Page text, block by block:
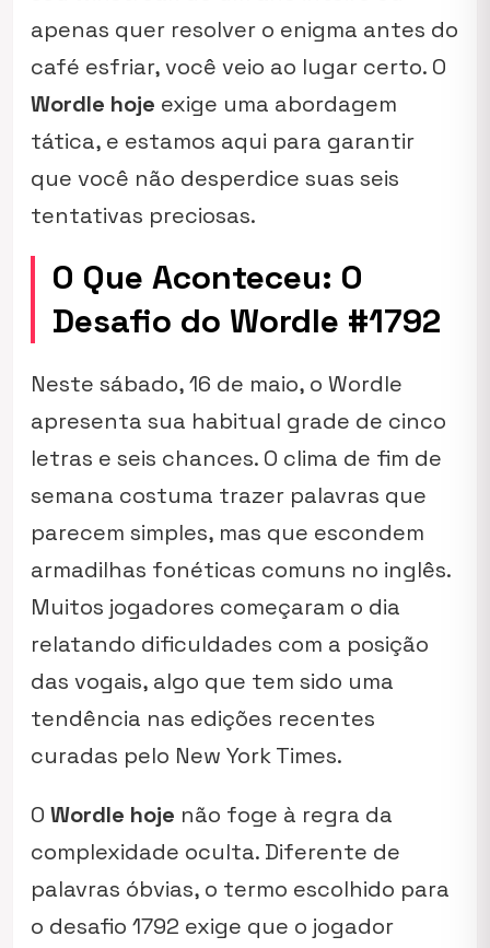
apenas quer resolver o enigma antes do
café esfriar, você veio ao lugar certo. O
Wordle hoje exige uma abordagem
tática, e estamos aqui para garantir
que você não desperdice suas seis
tentativas preciosas.
O Que Aconteceu: O
Desafio do Wordle #1792
Neste sábado, 16 de maio, o Wordle
apresenta sua habitual grade de cinco
letras e seis chances. O clima de fim de
semana costuma trazer palavras que
parecem simples, mas que escondem
armadilhas fonéticas comuns no inglês.
Muitos jogadores começaram o dia
relatando dificuldades com a posição
das vogais, algo que tem sido uma
tendência nas edições recentes
curadas pelo New York Times.
O Wordle hoje não foge à regra da
complexidade oculta. Diferente de
palavras óbvias, o termo escolhido para
o desafio 1792 exige que o jogador